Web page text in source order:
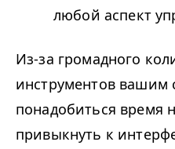
любой аспект
Из-за громадного
инструментов вашим
понадобиться время
привыкнуть к